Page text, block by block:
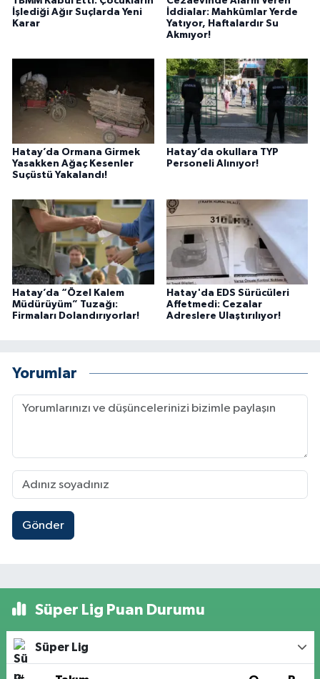
İşlediği Ağır Suçlarda Yeni
Karar
İddialar: Mahkûmlar Yerde
Yatıyor, Haftalardır Su
Akmıyor!
Hatay’da Ormana Girmek
Yasakken Ağaç Kesenler
Suçüstü Yakalandı!
Hatay’da okullara TYP
Personeli Alınıyor!
Hatay’da “Özel Kalem
Müdürüyüm” Tuzağı:
Firmaları Dolandırıyorlar!
Hatay'da EDS Sürücüleri
Affetmedi: Cezalar
Adreslere Ulaştırılıyor!
Yorumlar
Gönder
Süper Lig Puan Durumu
Süper Lig